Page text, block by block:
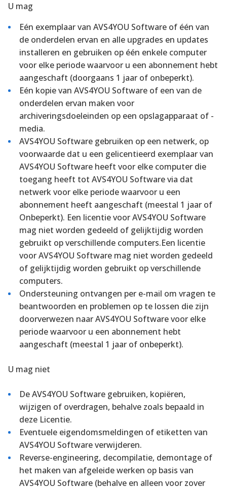
U mag
Eén exemplaar van AVS4YOU Software of één van
de onderdelen ervan en alle upgrades en updates
installeren en gebruiken op één enkele computer
voor elke periode waarvoor u een abonnement hebt
aangeschaft (doorgaans 1 jaar of onbeperkt).
Eén kopie van AVS4YOU Software of een van de
onderdelen ervan maken voor
archiveringsdoeleinden op een opslagapparaat of -
media.
AVS4YOU Software gebruiken op een netwerk, op
voorwaarde dat u een gelicentieerd exemplaar van
AVS4YOU Software heeft voor elke computer die
toegang heeft tot AVS4YOU Software via dat
netwerk voor elke periode waarvoor u een
abonnement heeft aangeschaft (meestal 1 jaar of
Onbeperkt). Een licentie voor AVS4YOU Software
mag niet worden gedeeld of gelijktijdig worden
gebruikt op verschillende computers.Een licentie
voor AVS4YOU Software mag niet worden gedeeld
of gelijktijdig worden gebruikt op verschillende
computers.
Ondersteuning ontvangen per e-mail om vragen te
beantwoorden en problemen op te lossen die zijn
doorverwezen naar AVS4YOU Software voor elke
periode waarvoor u een abonnement hebt
aangeschaft (meestal 1 jaar of onbeperkt).
U mag niet
De AVS4YOU Software gebruiken, kopiëren,
wijzigen of overdragen, behalve zoals bepaald in
deze Licentie.
Eventuele eigendomsmeldingen of etiketten van
AVS4YOU Software verwijderen.
Reverse-engineering, decompilatie, demontage of
het maken van afgeleide werken op basis van
AVS4YOU Software (behalve en alleen voor zover